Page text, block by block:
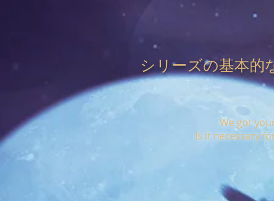
We got
Is it necessary
シリーズの基本的